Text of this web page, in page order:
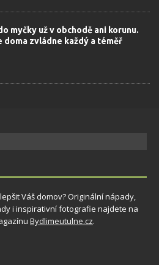
myčky už v obchodě ani korunu.
doma zvládne každý a téměř
Váš domov? Originální nápady,
i inspirativní fotografie najdete na
Bydlimeutulne.cz.